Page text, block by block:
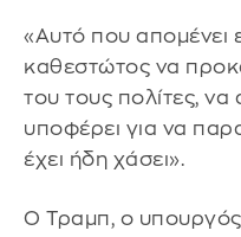
«Αυτό που απομένει
καθεστώτος να
του τους πολίτες, να
υποφέρει για να
έχει ήδη χάσει».
Ο Τραμπ, ο υπουργός